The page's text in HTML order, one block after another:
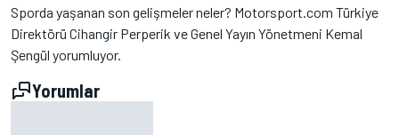
Sporda yaşanan son gelişmeler neler? Motorsport.com Türkiye
Direktörü Cihangir Perperik ve Genel Yayın Yönetmeni Kemal
Şengül yorumluyor.
Yorumlar